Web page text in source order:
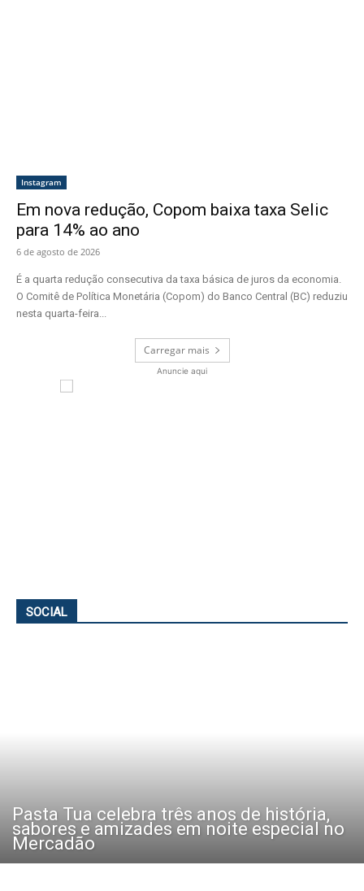
Instagram
Em nova redução, Copom baixa taxa Selic
para 14% ao ano
6 de agosto de 2026
É a quarta redução consecutiva da taxa básica de juros da economia.
O Comitê de Política Monetária (Copom) do Banco Central (BC) reduziu
nesta quarta-feira...
Carregar mais
Anuncie aqui
SOCIAL
Pasta Tua celebra três anos de história,
sabores e amizades em noite especial no
Mercadão